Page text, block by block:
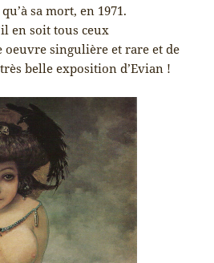
sa mort, en 1971.
en soit tous ceux
oeuvre singulière et rare et de
belle exposition d’Evian !